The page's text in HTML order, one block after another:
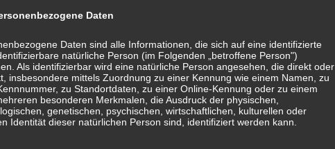
Daten
Daten sind alle Informationen, die sich auf eine identifizierte
natürliche Person (im Folgenden „betroffene Person")
Als identifizierbar wird eine natürliche Person angesehen, die direkt oder
insbesondere mittels Zuordnung zu einer Kennung wie einem Namen, zu
zu Standortdaten, zu einer Online-Kennung oder zu einem
besonderen Merkmalen, die Ausdruck der physischen,
genetischen, psychischen, wirtschaftlichen, kulturellen oder
Identität dieser natürlichen Person sind, identifiziert werden kann.